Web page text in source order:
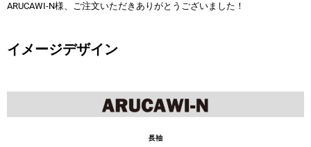
ARUCAWI-N様、ご注文いただきありがとうございました！
イメージデザイン